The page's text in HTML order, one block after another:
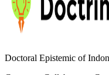
Doctoral Epistemic of